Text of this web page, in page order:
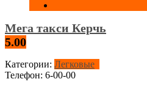
Мега такси Керчь
5.00
Категории: Легковые
Телефон: 6-00-00